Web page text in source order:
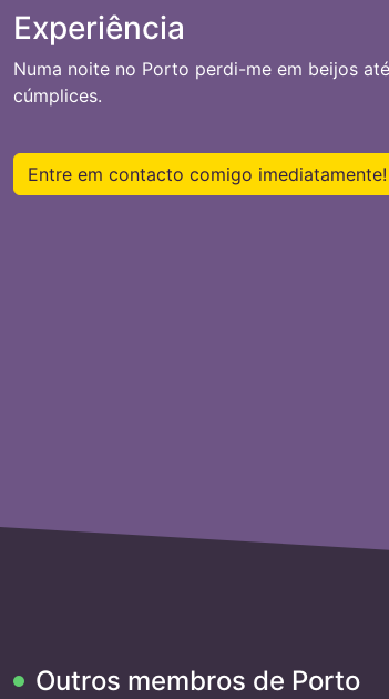
Experiência
Numa noite no Porto perdi-me em beijos
cúmplices.
Entre em contacto comigo imediatamente!
Outros membros de Porto